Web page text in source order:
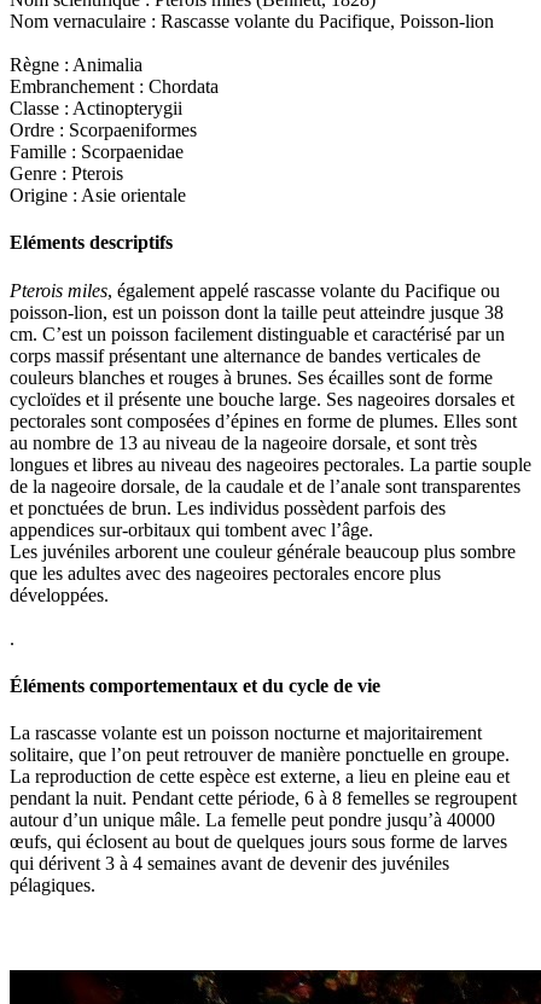
Nom vernaculaire : Rascasse volante du Pacifique, Poisson-lion
Règne : Animalia
Embranchement : Chordata
Classe : Actinopterygii
Ordre : Scorpaeniformes
Famille : Scorpaenidae
Genre : Pterois
Origine : Asie orientale
Eléments descriptifs
Pterois miles, également appelé rascasse volante du Pacifique ou
poisson-lion, est un poisson dont la taille peut atteindre jusque 38
cm. C’est un poisson facilement distinguable et caractérisé par un
corps massif présentant une alternance de bandes verticales de
couleurs blanches et rouges à brunes. Ses écailles sont de forme
cycloïdes et il présente une bouche large. Ses nageoires dorsales et
pectorales sont composées d’épines en forme de plumes. Elles sont
au nombre de 13 au niveau de la nageoire dorsale, et sont très
longues et libres au niveau des nageoires pectorales. La partie souple
de la nageoire dorsale, de la caudale et de l’anale sont transparentes
et ponctuées de brun. Les individus possèdent parfois des
appendices sur-orbitaux qui tombent avec l’âge.
Les juvéniles arborent une couleur générale beaucoup plus sombre
que les adultes avec des nageoires pectorales encore plus
développées.
.
Éléments comportementaux et du cycle de vie
La rascasse volante est un poisson nocturne et majoritairement
solitaire, que l’on peut retrouver de manière ponctuelle en groupe.
La reproduction de cette espèce est externe, a lieu en pleine eau et
pendant la nuit. Pendant cette période, 6 à 8 femelles se regroupent
autour d’un unique mâle. La femelle peut pondre jusqu’à 40000
œufs, qui éclosent au bout de quelques jours sous forme de larves
qui dérivent 3 à 4 semaines avant de devenir des juvéniles
pélagiques.